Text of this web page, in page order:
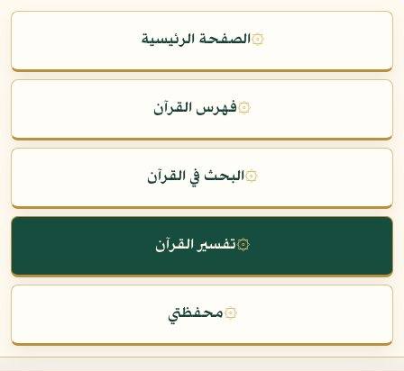
۞الصفحة الرئيسية
۞فهرس القرآن
۞البحث في القرآن
۞تفسير القرآن
۞محفظتي